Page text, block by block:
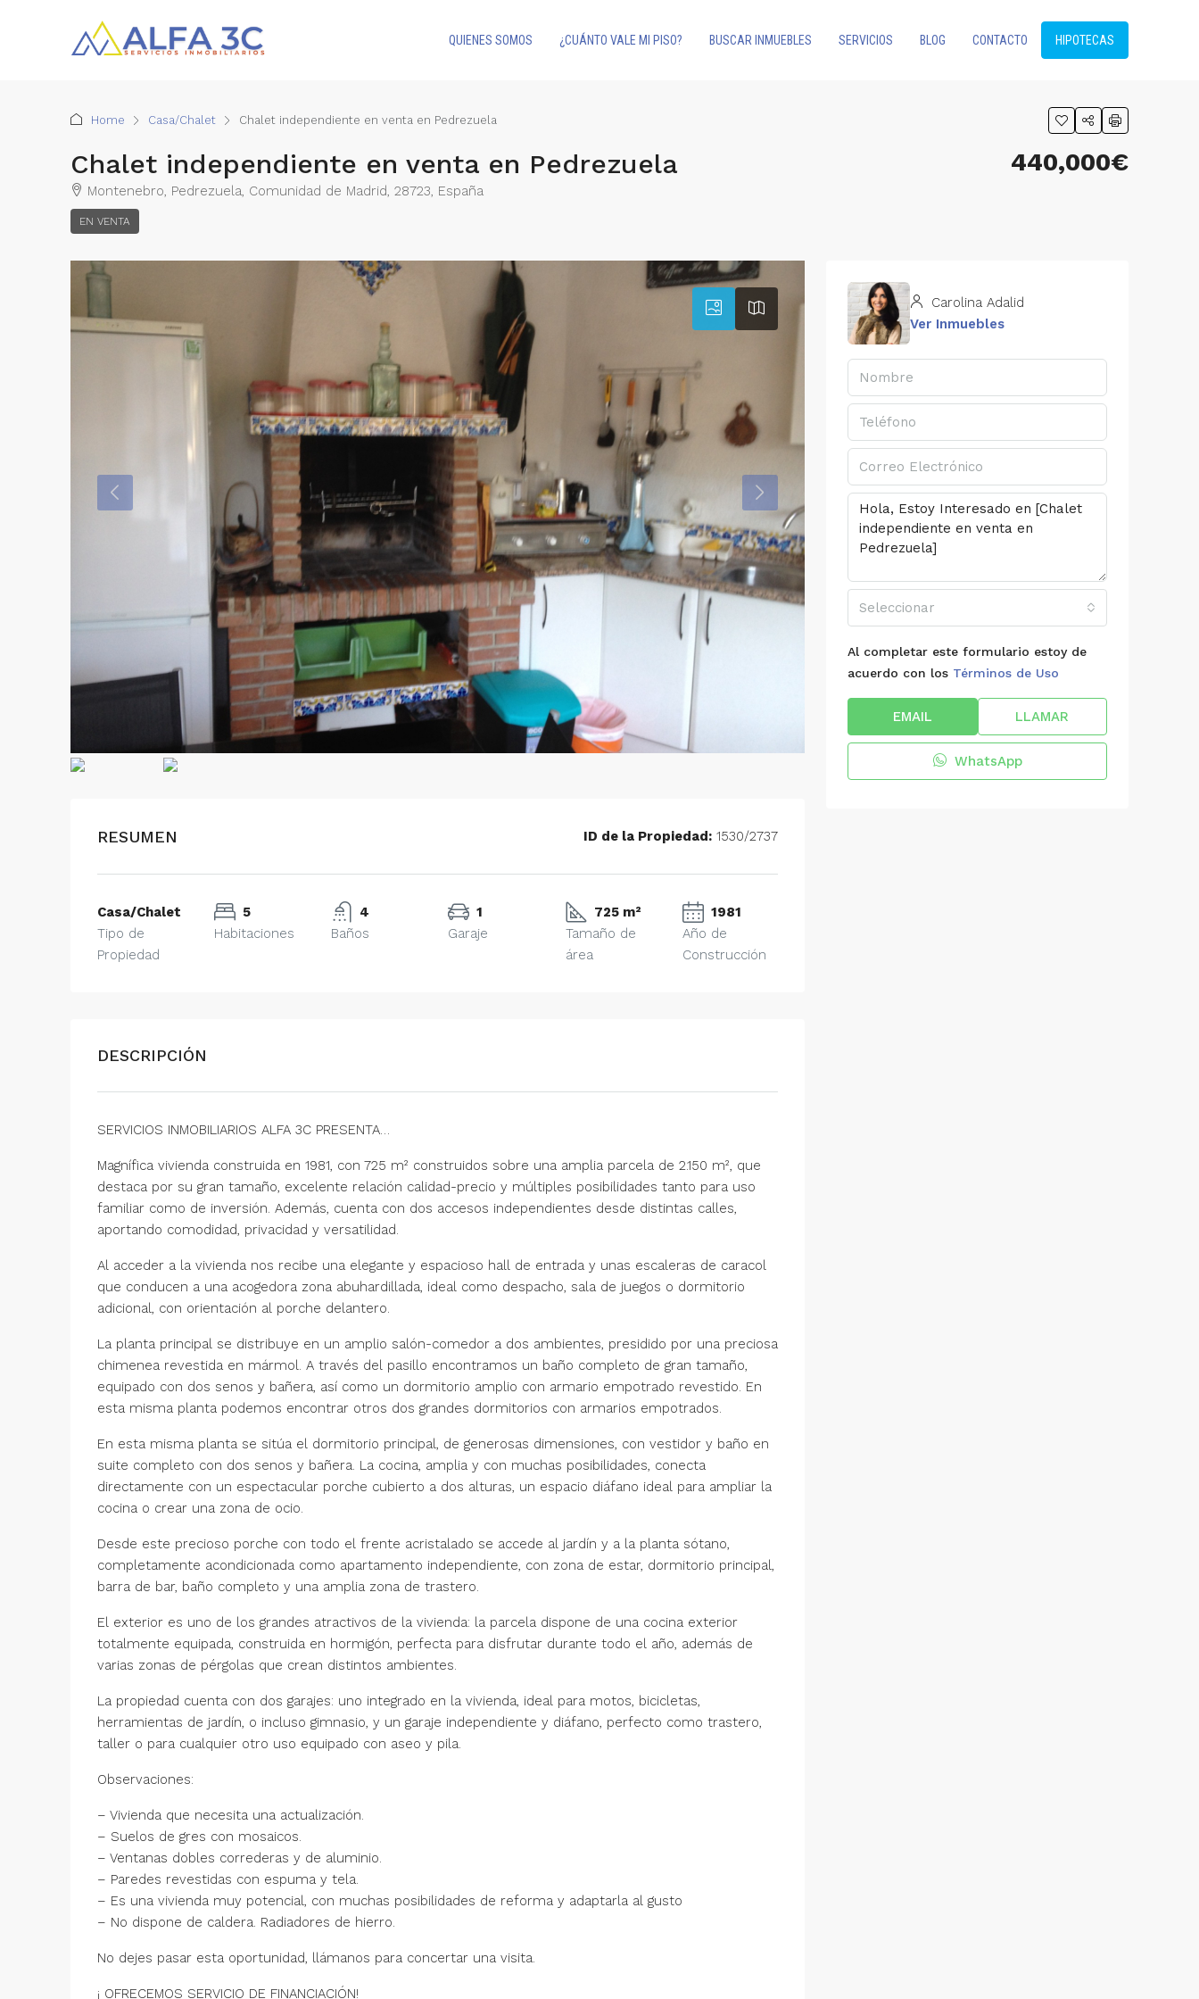
QUIENES SOMOS ¿CUÁNTO VALE MI PISO? BUSCAR INMUEBLES SERVICIOS BLOG CONTACTO HIPOTECAS
Home Casa/Chalet Chalet independiente en venta en Pedrezuela
Chalet independiente en venta en Pedrezuela
Montenebro, Pedrezuela, Comunidad de Madrid, 28723, España
EN VENTA
440,000€
RESUMEN ID de la Propiedad: 1530/2737
Casa/Chalet
Tipo de
Propiedad
5
Habitaciones
4
Baños
1
Garaje
725 m²
Tamaño de
área
1981
Año de
Construcción
DESCRIPCIÓN
SERVICIOS INMOBILIARIOS ALFA 3C PRESENTA…
Magnífica vivienda construida en 1981, con 725 m² construidos sobre una amplia parcela de 2.150 m², que
destaca por su gran tamaño, excelente relación calidad-precio y múltiples posibilidades tanto para uso
familiar como de inversión. Además, cuenta con dos accesos independientes desde distintas calles,
aportando comodidad, privacidad y versatilidad.
Al acceder a la vivienda nos recibe una elegante y espacioso hall de entrada y unas escaleras de caracol
que conducen a una acogedora zona abuhardillada, ideal como despacho, sala de juegos o dormitorio
adicional, con orientación al porche delantero.
La planta principal se distribuye en un amplio salón-comedor a dos ambientes, presidido por una preciosa
chimenea revestida en mármol. A través del pasillo encontramos un baño completo de gran tamaño,
equipado con dos senos y bañera, así como un dormitorio amplio con armario empotrado revestido. En
esta misma planta podemos encontrar otros dos grandes dormitorios con armarios empotrados.
En esta misma planta se sitúa el dormitorio principal, de generosas dimensiones, con vestidor y baño en
suite completo con dos senos y bañera. La cocina, amplia y con muchas posibilidades, conecta
directamente con un espectacular porche cubierto a dos alturas, un espacio diáfano ideal para ampliar la
cocina o crear una zona de ocio.
Desde este precioso porche con todo el frente acristalado se accede al jardín y a la planta sótano,
completamente acondicionada como apartamento independiente, con zona de estar, dormitorio principal,
barra de bar, baño completo y una amplia zona de trastero.
El exterior es uno de los grandes atractivos de la vivienda: la parcela dispone de una cocina exterior
totalmente equipada, construida en hormigón, perfecta para disfrutar durante todo el año, además de
varias zonas de pérgolas que crean distintos ambientes.
La propiedad cuenta con dos garajes: uno integrado en la vivienda, ideal para motos, bicicletas,
herramientas de jardín, o incluso gimnasio, y un garaje independiente y diáfano, perfecto como trastero,
taller o para cualquier otro uso equipado con aseo y pila.
Observaciones:
– Vivienda que necesita una actualización.
– Suelos de gres con mosaicos.
– Ventanas dobles correderas y de aluminio.
– Paredes revestidas con espuma y tela.
– Es una vivienda muy potencial, con muchas posibilidades de reforma y adaptarla al gusto
– No dispone de caldera. Radiadores de hierro.
No dejes pasar esta oportunidad, llámanos para concertar una visita.
¡ OFRECEMOS SERVICIO DE FINANCIACIÓN!
Carolina Adalid
Ver Inmuebles
Seleccionar
Al completar este formulario estoy de
acuerdo con los Términos de Uso
EMAIL LLAMAR
WhatsApp